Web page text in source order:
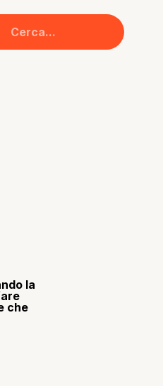
la
che